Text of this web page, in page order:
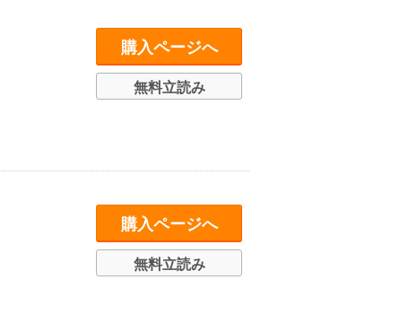
購入ページへ
無料立読み
購入ページへ
無料立読み